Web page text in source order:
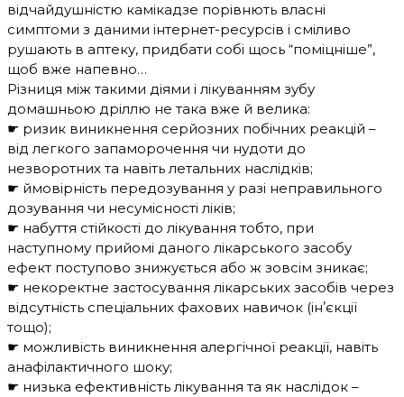
відчайдушністю камікадзе порівнють власні
симптоми з даними інтернет-ресурсів і сміливо
рушають в аптеку, придбати собі щось “поміцніше”,
щоб вже напевно…
Різниця між такими діями і лікуванням зубу
домашньою дріллю не така вже й велика:
☛ ризик виникнення серйозних побічних реакцій –
від легкого запаморочення чи нудоти до
незворотних та навіть летальних наслідків;
☛ ймовірність передозування у разі неправильного
дозування чи несумісності ліків;
☛ набуття стійкості до лікування тобто, при
наступному прийомі даного лікарського засобу
ефект поступово знижується або ж зовсім зникає;
☛ некоректне застосування лікарських засобів через
відсутність спеціальних фахових навичок (інʼєкції
тощо);
☛ можливість виникнення алергічної реакції, навіть
анафілактичного шоку;
☛ низька ефективність лікування та як наслідок –